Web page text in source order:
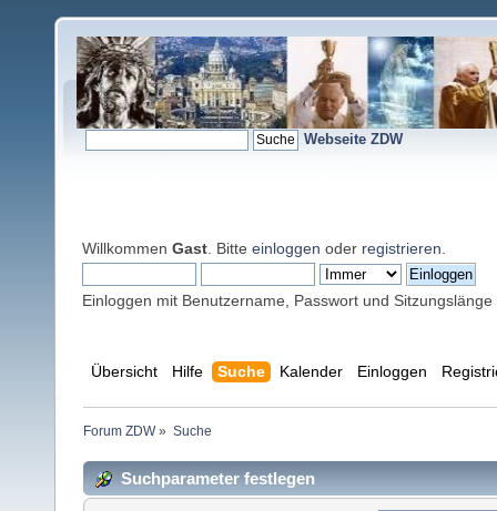
Webseite ZDW
Willkommen Gast . Bitte einloggen oder registrieren
Einloggen mit Benutzername, Passwort und Sitzungslänge
Übersicht Hilfe Suche Kalender Einloggen
Forum ZDW» Suche
Suchparameter festlegen